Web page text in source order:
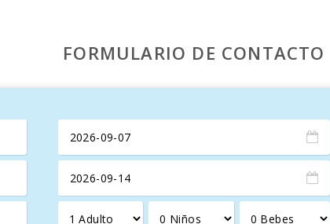
esta casa señorial en Felanitx es el lugar perfecto para
FORMULARIO DE CONTACTO